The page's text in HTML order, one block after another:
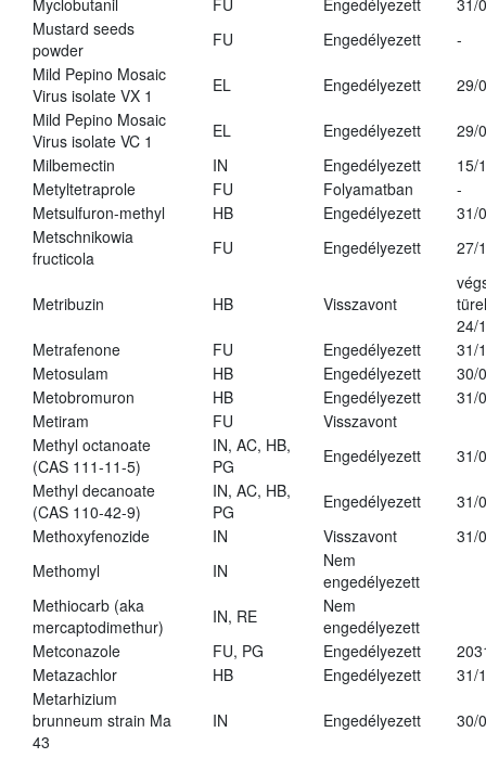
Myclobutanil
FU Engedélyezett
31/
Mustard seeds
powder
FU Engedélyezett
-
Mild Pepino Mosaic
Virus isolate VX 1
EL Engedélyezett
29/
Mild Pepino Mosaic
Virus isolate VC 1
EL Engedélyezett
29/
Milbemectin
IN Engedélyezett
15/
Metyltetraprole
FU Folyamatban
-
Metsulfuron-methyl
HB Engedélyezett
31/
Metschnikowia
fructicola
FU Engedélyezett 27/
Metribuzin HB Visszavont
24/
Metrafenone
FU Engedélyezett
31/
Metosulam
HB Engedélyezett
30/
Metobromuron
HB Engedélyezett
31/
Metiram
FU
Visszavont
Methyl octanoate
(CAS 111-11-5)
IN, AC, HB,
PG
Engedélyezett
31/
Methyl decanoate
(CAS 110-42-9)
IN, AC, HB,
PG
Engedélyezett
31/
Methoxyfenozide
IN Visszavont
31/
Methomyl
IN
Nem
engedélyezett
Methiocarb (aka
mercaptodimethur)
IN, RE
Nem
engedélyezett
Metconazole
FU, PG Engedélyezett
Metazachlor
HB Engedélyezett
31/
Metarhizium
brunneum strain Ma
43
IN Engedélyezett 30/